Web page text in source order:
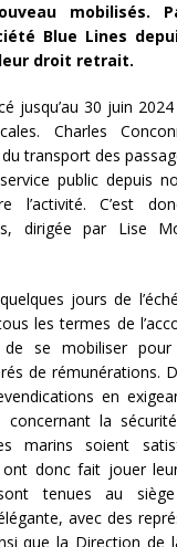
mobilisés.
Blue Lines
droit retrait.
jusqu’au 30 juin
Charles
transport des
public depuis
l’activité. C’est
dirigée par Lise
jours de
les termes de
se mobiliser
de rémunérations.
en
la
marins soient
donc fait jouer
tenues au
avec des
que la Direction de